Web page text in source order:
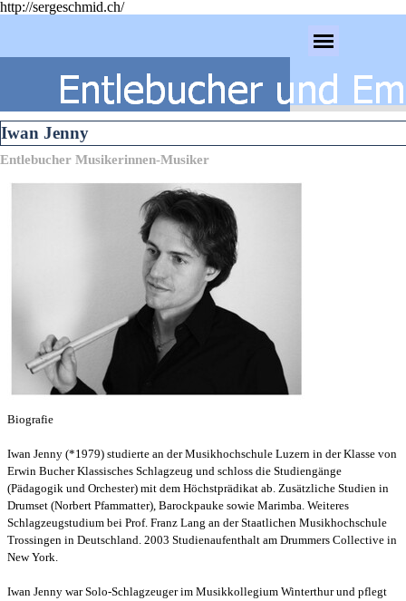
http://sergeschmid.ch/
Iwan Jenny
Entlebucher Musikerinnen-Musiker
Biografie
Iwan Jenny (*1979) studierte an der Musikhochschule Luzern in der Klasse von
Erwin Bucher Klassisches Schlagzeug und schloss die Studiengänge
(Pädagogik und Orchester) mit dem Höchstprädikat ab. Zusätzliche Studien in
Drumset (Norbert Pfammatter), Barockpauke sowie Marimba. Weiteres
Schlagzeugstudium bei Prof. Franz Lang an der Staatlichen Musikhochschule
Trossingen in Deutschland. 2003 Studienaufenthalt am Drummers Collective in
New York.
Iwan Jenny war Solo-Schlagzeuger im Musikkollegium Winterthur und pflegt